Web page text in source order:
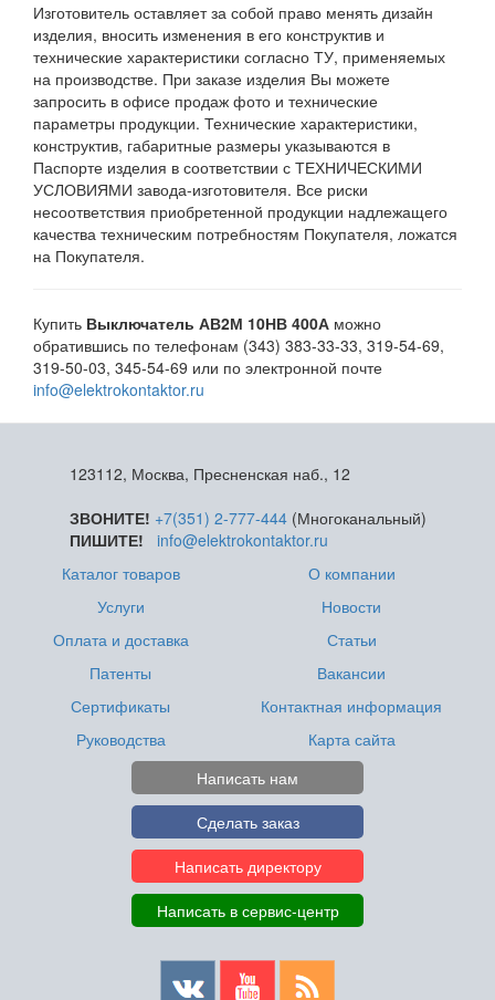
Изготовитель оставляет за собой право менять дизайн
изделия, вносить изменения в его конструктив и
технические характеристики согласно ТУ, применяемых
на производстве. При заказе изделия Вы можете
запросить в офисе продаж фото и технические
параметры продукции. Технические характеристики,
конструктив, габаритные размеры указываются в
Паспорте изделия в соответствии с ТЕХНИЧЕСКИМИ
УСЛОВИЯМИ завода-изготовителя. Все риски
несоответствия приобретенной продукции надлежащего
качества техническим потребностям Покупателя, ложатся
на Покупателя.
Купить Выключатель АВ2М 10НВ 400А можно
обратившись по телефонам (343) 383-33-33, 319-54-69,
319-50-03, 345-54-69 или по электронной почте
info@elektrokontaktor.ru
123112, Москва, Пресненская наб., 12
ЗВОНИТЕ! +7(351) 2-777-444(Многоканальный)
ПИШИТЕ!
info@elektrokontaktor.ru
Каталог товаров
Услуги
Оплата и доставка
Патенты
Сертификаты
Руководства
О компании
Новости
Статьи
Вакансии
Контактная информация
Карта сайта
Написать нам
Сделать заказ
Написать директору
Написать в сервис-центр